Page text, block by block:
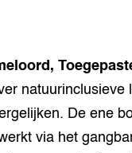
natuurinclusieve
De ene
via het